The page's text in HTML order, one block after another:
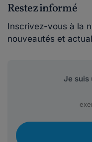
Restez informé
Inscrivez-vous à la
nouveautés et